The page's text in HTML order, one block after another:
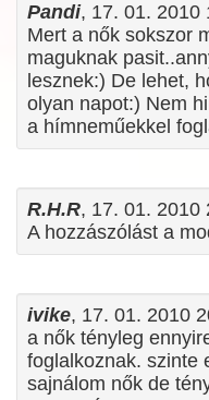
Pandi, 17. 01. 2010
Mert a nők sokszor
maguknak
lesznek:) De lehet,
olyan napot:) Nem
a hímneműekkel
R.H.R, 17. 01. 2010
A hozzászólást a
ivike, 17. 01. 2010
a nők tényleg
foglalkoznak. szinte
sajnálom nők de